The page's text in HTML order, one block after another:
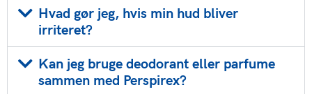
Hvad gør jeg, hvis min hud bliver
irriteret?
Kan jeg bruge deodorant eller parfume
sammen med Perspirex?